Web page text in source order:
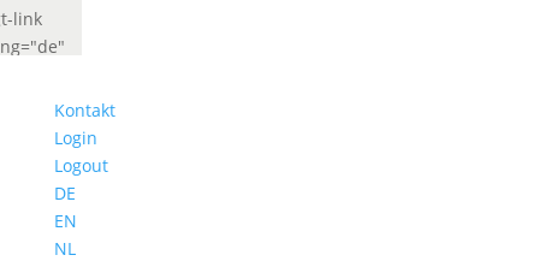
Kontakt
Login
Logout
DE
EN
NL
link